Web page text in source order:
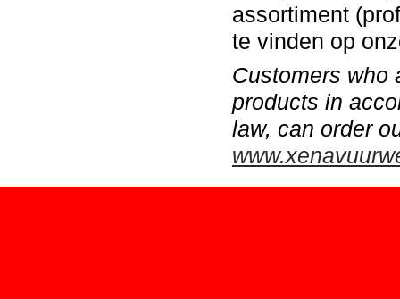
assortiment
te vinden op
Customers who
products in
law, can order